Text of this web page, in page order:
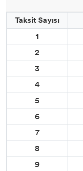
Taksit Sayısı
1
2
3
4
5
6
7
8
9